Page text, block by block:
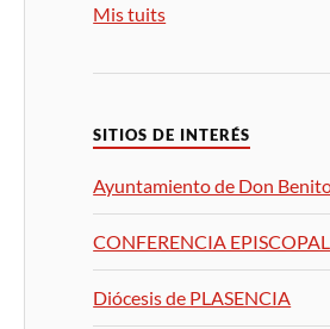
Mis tuits
SITIOS DE INTERÉS
Ayuntamiento de Don
CONFERENCIA
Diócesis de PLASENCIA